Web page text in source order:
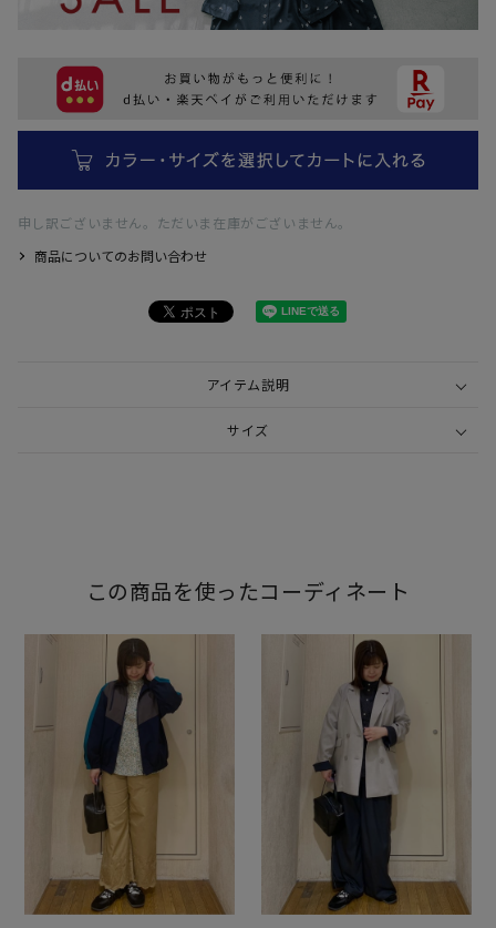
申し訳ございません。ただいま在庫がございません。
商品についてのお問い合わせ
アイテム説明
サイズ
この商品を使ったコーディネート